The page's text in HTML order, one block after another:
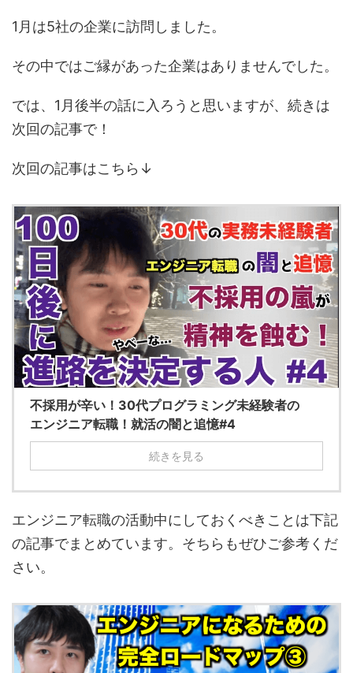
1月は5社の企業に訪問しました。
その中ではご縁があった企業はありませんでした。
では、1月後半の話に入ろうと思いますが、続きは
次回の記事で！
次回の記事はこちら↓
不採用が辛い！30代プログラミング未経験者の
エンジニア転職！就活の闇と追憶#4
続きを見る
エンジニア転職の活動中にしておくべきことは下記
の記事でまとめています。そちらもぜひご参考くだ
さい。